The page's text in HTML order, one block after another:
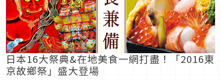
日本16大祭典&在地美食一網打盡！「2016東
京故鄉祭」盛大登場